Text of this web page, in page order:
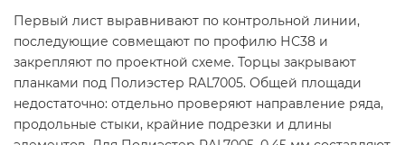
Первый лист выравнивают по контрольной линии,
последующие совмещают по профилю НС38 и
закрепляют по проектной схеме. Торцы закрывают
планками под Полиэстер RAL7005. Общей площади
недостаточно: отдельно проверяют направление ряда,
продольные стыки, крайние подрезки и длины